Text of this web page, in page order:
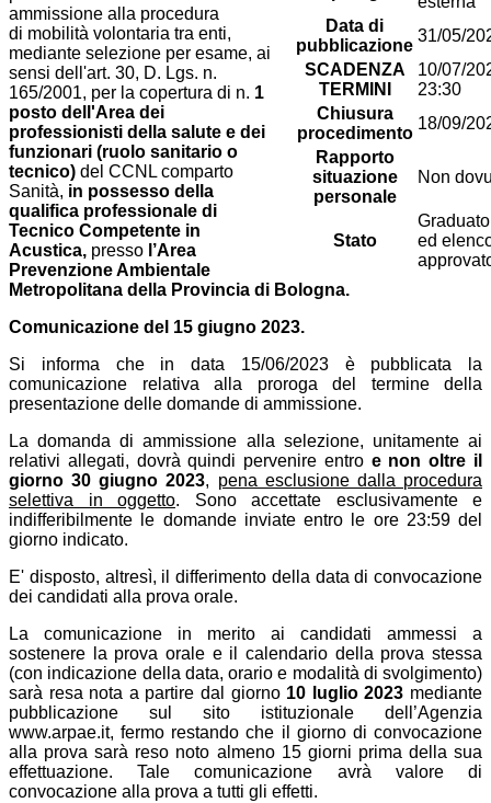
Data di
pubblicazione
31/05/
SCADENZA
TERMINI
10/07/
23:30
Chiusura
procedimento
18/09/
Rapporto
situazione
personale
Non
Stato
ed
ammissione alla procedura
di mobilità volontaria tra enti,
mediante selezione per esame, ai
sensi dell'art. 30, D. Lgs. n.
165/2001, per la copertura di n. 1
posto dell'Area dei
professionisti della salute e dei
funzionari (ruolo sanitario o
tecnico) del CCNL comparto
Sanità, in possesso della
qualifica professionale di
Tecnico Competente in
Acustica, presso l’Area
Prevenzione Ambientale
Metropolitana della Provincia di Bologna.
Comunicazione del 15 giugno 2023.
Si informa che in data 15/06/2023 è pubblicata la
comunicazione relativa alla proroga del termine della
presentazione delle domande di ammissione.
La domanda di ammissione alla selezione, unitamente ai
relativi allegati, dovrà quindi pervenire entro e non oltre il
giorno 30 giugno 2023, pena esclusione dalla procedura
selettiva in oggetto. Sono accettate esclusivamente e
indifferibilmente le domande inviate entro le ore 23:59 del
giorno indicato.
E' disposto, altresì, il differimento della data di convocazione
dei candidati alla prova orale.
La comunicazione in merito ai candidati ammessi a
sostenere la prova orale e il calendario della prova stessa
(con indicazione della data, orario e modalità di svolgimento)
sarà resa nota a partire dal giorno 10 luglio 2023 mediante
pubblicazione sul sito istituzionale dell’Agenzia
www.arpae.it, fermo restando che il giorno di convocazione
alla prova sarà reso noto almeno 15 giorni prima della sua
effettuazione. Tale comunicazione avrà valore di
convocazione alla prova a tutti gli effetti.